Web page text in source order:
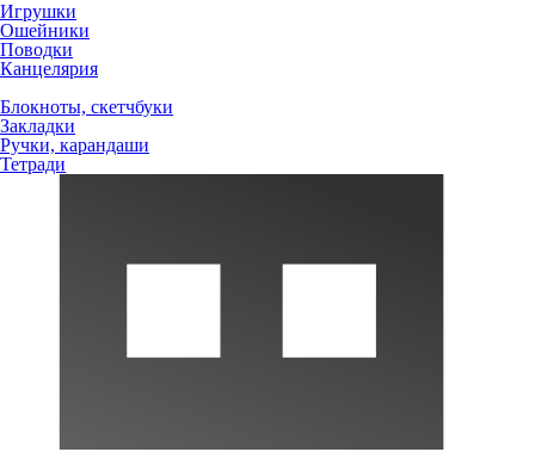
Игрушки
Ошейники
Поводки
Канцелярия
Блокноты, скетчбуки
Закладки
Ручки, карандаши
Тетради